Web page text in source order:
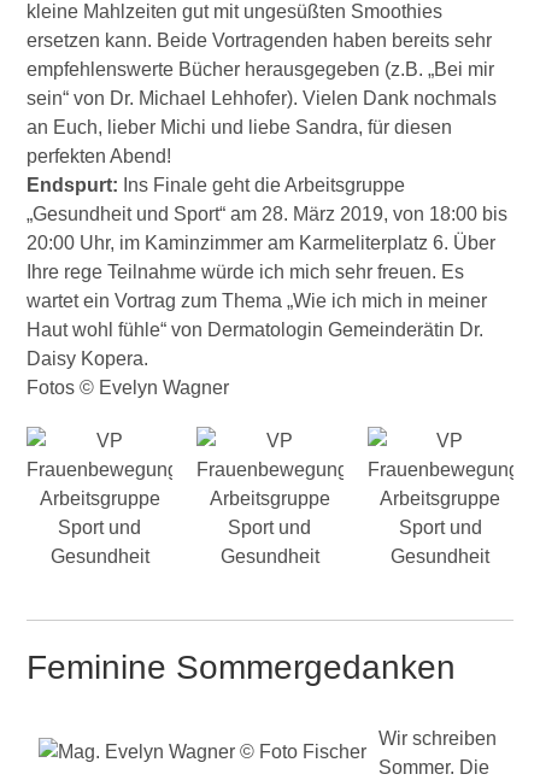
kleine Mahlzeiten gut mit ungesüßten Smoothies
ersetzen kann. Beide Vortragenden haben bereits sehr
empfehlenswerte Bücher herausgegeben (z.B. „Bei mir
sein“ von Dr. Michael Lehhofer). Vielen Dank nochmals
an Euch, lieber Michi und liebe Sandra, für diesen
perfekten Abend!
Endspurt: Ins Finale geht die Arbeitsgruppe
„Gesundheit und Sport“ am 28. März 2019, von 18:00 bis
20:00 Uhr, im Kaminzimmer am Karmeliterplatz 6. Über
Ihre rege Teilnahme würde ich mich sehr freuen. Es
wartet ein Vortrag zum Thema „Wie ich mich in meiner
Haut wohl fühle“ von Dermatologin Gemeinderätin Dr.
Daisy Kopera.
Fotos © Evelyn Wagner
Feminine Sommergedanken
Wir schreiben
Sommer. Die